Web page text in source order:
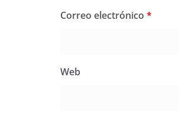
Correo electrónico *
Web